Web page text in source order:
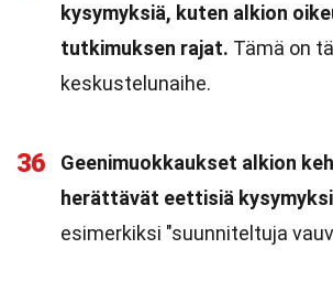
kysymyksiä, kuten alkion
tutkimuksen rajat. Tämä on
keskustelunaihe.
36
Geenimuokkaukset alkion
herättävät eettisiä
esimerkiksi "suunniteltuja